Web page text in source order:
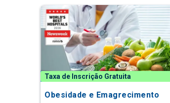
Taxa de Inscrição Gratuita
Obesidade e Emagrecimento